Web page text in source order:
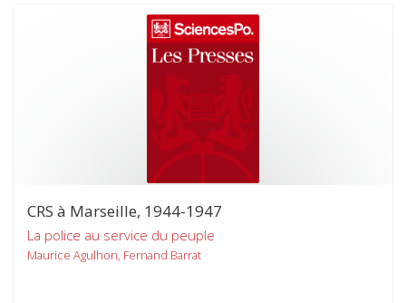
CRS à Marseille, 1944-1947
La police au service du peuple
Maurice Agulhon, Fernand Barrat